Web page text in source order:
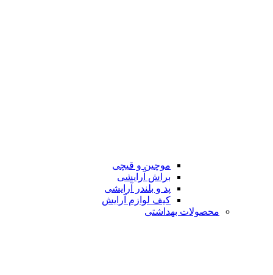
موچین و قیچی
براش آرایشی
پد و بلندر آرایشی
کیف لوازم آرایش
محصولات بهداشتی